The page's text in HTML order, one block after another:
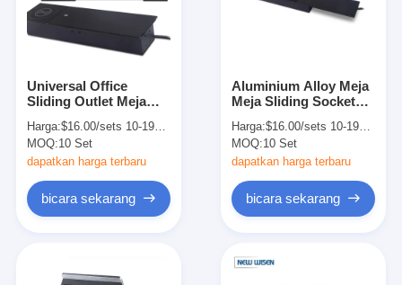
Universal Office
Sliding Outlet Meja
Soket Listrik
Tersembunyi
Harga:$16.00/sets 10-199 sets
MOQ:10 Set
dapatkan harga terbaru
bicara sekarang
Aluminium Alloy Meja
Meja Sliding Socket
Outlets USB
Harga:$16.00/sets 10-199 sets
MOQ:10 Set
dapatkan harga terbaru
bicara sekarang